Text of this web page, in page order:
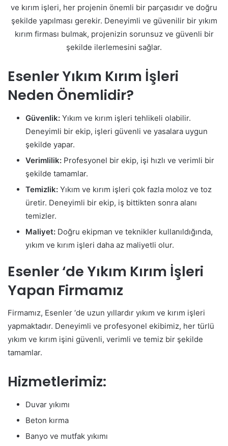
ve kırım işleri, her projenin önemli bir parçasıdır ve doğru
şekilde yapılması gerekir. Deneyimli ve güvenilir bir yıkım
kırım firması bulmak, projenizin sorunsuz ve güvenli bir
şekilde ilerlemesini sağlar.
Esenler Yıkım Kırım İşleri
Neden Önemlidir?
Güvenlik: Yıkım ve kırım işleri tehlikeli olabilir.
Deneyimli bir ekip, işleri güvenli ve yasalara uygun
şekilde yapar.
Verimlilik: Profesyonel bir ekip, işi hızlı ve verimli bir
şekilde tamamlar.
Temizlik: Yıkım ve kırım işleri çok fazla moloz ve toz
üretir. Deneyimli bir ekip, iş bittikten sonra alanı
temizler.
Maliyet: Doğru ekipman ve teknikler kullanıldığında,
yıkım ve kırım işleri daha az maliyetli olur.
Esenler ‘deYıkım Kırım İşleri
Yapan Firmamız
Firmamız, Esenler ‘de uzun yıllardır yıkım ve kırım işleri
yapmaktadır. Deneyimli ve profesyonel ekibimiz, her türlü
yıkım ve kırım işini güvenli, verimli ve temiz bir şekilde
tamamlar.
Hizmetlerimiz:
Duvar yıkımı
Beton kırma
Banyo ve mutfak yıkımı